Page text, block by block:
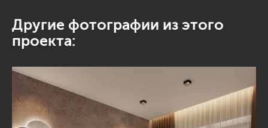
Другие фотографии из этого
проекта: